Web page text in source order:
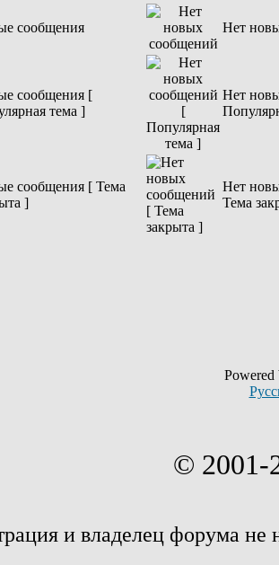
сообщения Нет
сообщения [
тема ]
Нет
сообщения [ Тема
]
Нет
Тема
© 2001-
и владелец форума не